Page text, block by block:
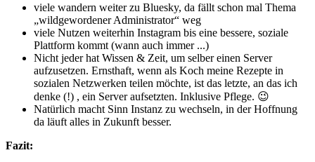
viele wandern weiter zu Bluesky, da fällt schon mal Thema
„wildgewordener Administrator“ weg
viele Nutzen weiterhin Instagram bis eine bessere, soziale
Plattform kommt (wann auch immer ...)
Nicht jeder hat Wissen & Zeit, um selber einen Server
aufzusetzen. Ernsthaft, wenn als Koch meine Rezepte in
sozialen Netzwerken teilen möchte, ist das letzte, an das ich
denke (!) , ein Server aufsetzten. Inklusive Pflege. 😉
Natürlich macht Sinn Instanz zu wechseln, in der Hoffnung
da läuft alles in Zukunft besser.
Fazit: